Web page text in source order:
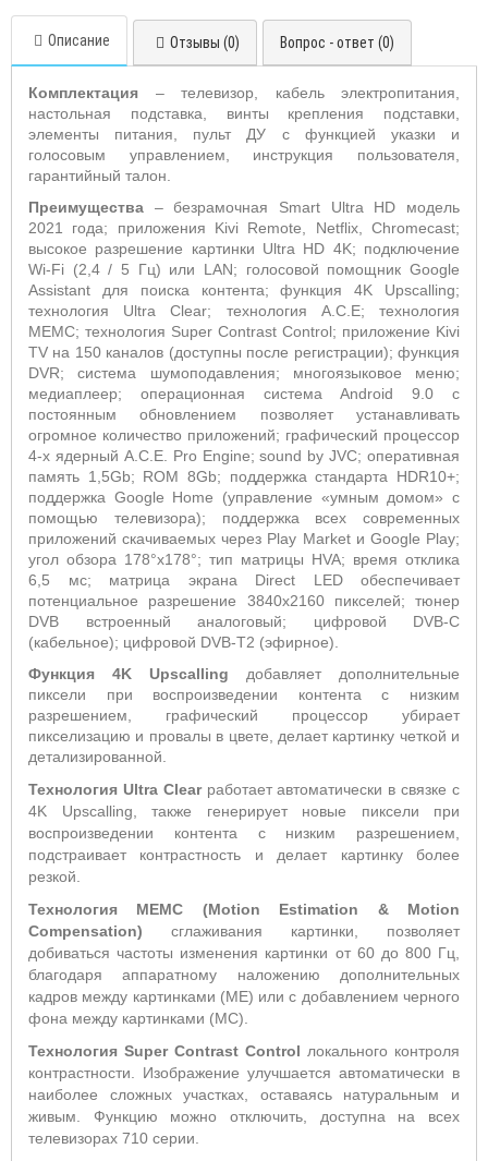
Описание Отзывы (0) Вопрос - ответ (0)
Комплектация – телевизор, кабель электропитания,
настольная подставка, винты крепления подставки,
элементы питания, пульт ДУ с функцией указки и
голосовым управлением, инструкция пользователя,
гарантийный талон.
Преимущества – безрамочная Smart Ultra HD
модель
2021 года; приложения Kivi Remote, Netflix,Chromecast;
высокое разрешение картинки Ultra HD 4K; подключение
Wi-Fi (2,4 / 5 Гц) или LAN; голосовой помощник Google
Assistant для поиска контента; функция 4K Upscalling;
технология Ultra Clear; технология A.C.E; технология
MEMC; технология Super Contrast Control; приложение Kivi
TV на 150 каналов (доступны после регистрации); функция
DVR; система шумоподавления; многоязыковое меню;
медиаплеер; операционная системаAndroid 9.0 с
постоянным обновлением позволяет устанавливать
огромное количество приложений; графический процессор
4-х ядерный A.C.E. Pro Engine;sound by JVC; оперативная
память 1,5Gb; ROM 8Gb; поддержка стандарта HDR10+;
поддержка Google Home (управление «умным домом» с
помощью телевизора); поддержка всех современных
приложений скачиваемых через Play Marketи Google Play;
угол обзора 178°х178°; тип матрицы HVA; время отклика
6,5 мс; матрица экрана Direct LED
обеспечивает
потенциальное разрешение 3840х2160 пикселей; тюнер
DVB встроенный аналоговый; цифровой DVB-C
(кабельное); цифровой DVB-T2 (эфирное).
Функция 4K Upscalling добавляет дополнительные
пиксели при воспроизведении контента с низким
разрешением, графический процессор убирает
пикселизацию и провалы в цвете, делает картинку четкой и
детализированной.
Технология Ultra Clearработает автоматически в связке с
4K Upscalling, также генерирует новые пиксели при
воспроизведении контента с низким разрешением,
подстраивает контрастность и делает картинку более
резкой.
Технология MEMC (Motion Estimation & Motion
Compensation) сглаживания картинки, позволяет
добиваться частоты изменения картинки от 60 до 800 Гц,
благодаря аппаратному наложению дополнительных
кадров между картинками (МЕ) или с добавлением черного
фона между картинками (МС).
Технология Super Contrast Control локального контроля
контрастности. Изображение улучшается автоматически в
наиболее сложных участках, оставаясь натуральным и
живым. Функцию можно отключить, доступна на всех
телевизорах 710 серии.